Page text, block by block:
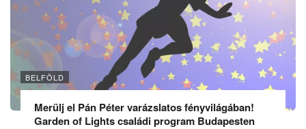
BELFÖLD
Merülj el Pán Péter varázslatos fényvilágában!
Garden of Lights családi program Budapesten